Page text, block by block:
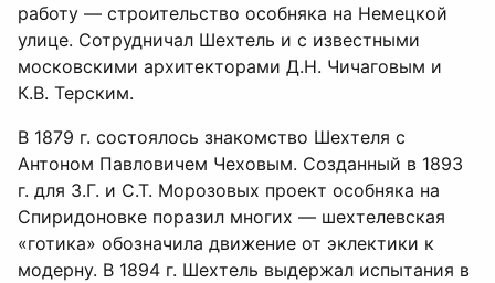
работу — строительство особняка на Немецкой
улице. Сотрудничал Шехтель и с известными
московскими архитекторами Д.Н. Чичаговым и
К.В. Терским.
В 1879 г. состоялось знакомство Шехтеля с
Антоном Павловичем Чеховым. Созданный в 1893
г. для З.Г. и С.Т. Морозовых проект особняка на
Спиридоновке поразил многих — шехтелевская
«готика» обозначила движение от эклектики к
модерну. В 1894 г. Шехтель выдержал испытания в